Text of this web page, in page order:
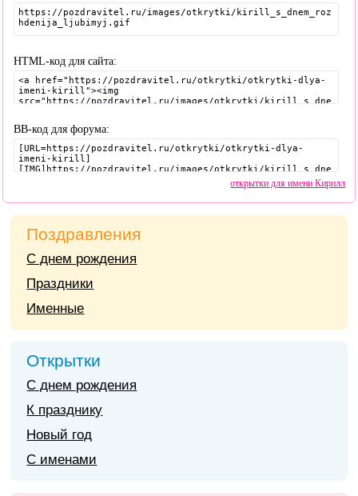
HTML-код для сайта:
BB-код для форума:
открытки для имени Кирилл
Поздравления
С днем рождения
Праздники
Именные
Открытки
С днем рождения
К празднику
Новый год
С именами